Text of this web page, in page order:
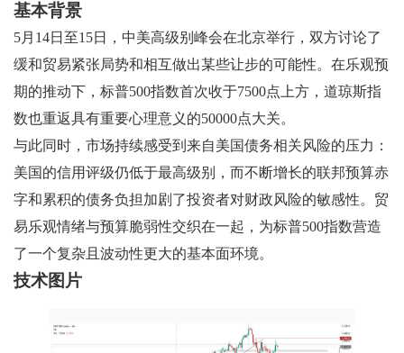
基本背景
5月14日至15日，中美高级别峰会在北京举行，双方讨论了
缓和贸易紧张局势和相互做出某些让步的可能性。在乐观预
期的推动下，标普500指数首次收于7500点上方，道琼斯指
数也重返具有重要心理意义的50000点大关。
与此同时，市场持续感受到来自美国债务相关风险的压力：
美国的信用评级仍低于最高级别，而不断增长的联邦预算赤
字和累积的债务负担加剧了投资者对财政风险的敏感性。贸
易乐观情绪与预算脆弱性交织在一起，为标普500指数营造
了一个复杂且波动性更大的基本面环境。
技术图片